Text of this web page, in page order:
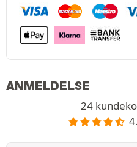
ANMELDELSE
24